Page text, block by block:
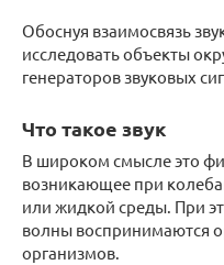
Обоснуя взаимосвязь
исследовать объекты
генераторов звуковых
Что такое звук
В широком смысле это
возникающее при
или жидкой среды. При
волны воспринимаются
организмов.